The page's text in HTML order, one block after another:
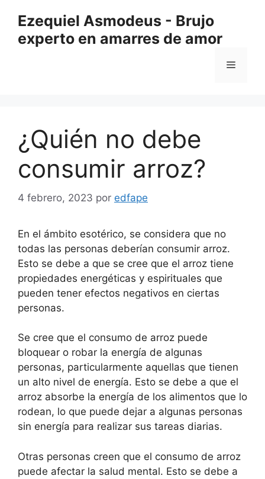
contenido
Ezequiel Asmodeus - Brujo
experto en amarres de amor
Menú
¿Quién no debe
consumir arroz?
4 febrero, 2023 por edfape
En el ámbito esotérico, se considera que no
todas las personas deberían consumir arroz.
Esto se debe a que se cree que el arroz tiene
propiedades energéticas y espirituales que
pueden tener efectos negativos en ciertas
personas.
Se cree que el consumo de arroz puede
bloquear o robar la energía de algunas
personas, particularmente aquellas que tienen
un alto nivel de energía. Esto se debe a que el
arroz absorbe la energía de los alimentos que lo
rodean, lo que puede dejar a algunas personas
sin energía para realizar sus tareas diarias.
Otras personas creen que el consumo de arroz
puede afectar la salud mental. Esto se debe a